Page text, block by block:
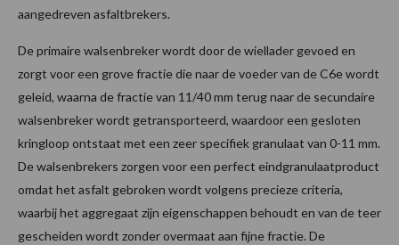
aangedreven asfaltbrekers.
De primaire walsenbreker wordt door de wiellader gevoed en
zorgt voor een grove fractie die naar de voeder van de C6e wordt
geleid, waarna de fractie van 11/40 mm terug naar de secundaire
walsenbreker wordt getransporteerd, waardoor een gesloten
kringloop ontstaat met een zeer specifiek granulaat van 0-11 mm.
De walsenbrekers zorgen voor een perfect eindgranulaatproduct
omdat het asfalt gebroken wordt volgens precieze criteria,
waarbij het aggregaat zijn eigenschappen behoudt en van de teer
gescheiden wordt zonder overmaat aan fijne fractie. De